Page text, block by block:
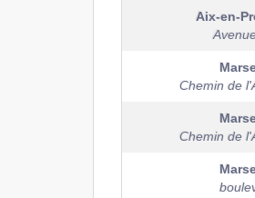
Aix-en-
Chemin de
Chemin de